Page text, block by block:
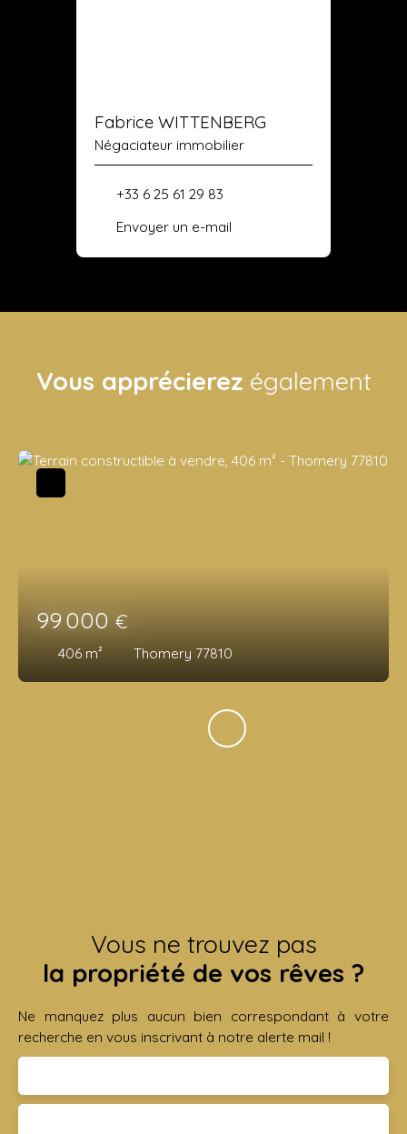
Fabrice WITTENBERG
Négaciateur immobilier
+33 6 25 61 29 83
Envoyer un e-mail
Vous apprécierez également
99 000 €
406 m² Thomery 77810
Vous ne trouvez pas
la propriété de vos rêves ?
Ne manquez plus aucun bien correspondant à votre
recherche en vous inscrivant à notre alerte mail !